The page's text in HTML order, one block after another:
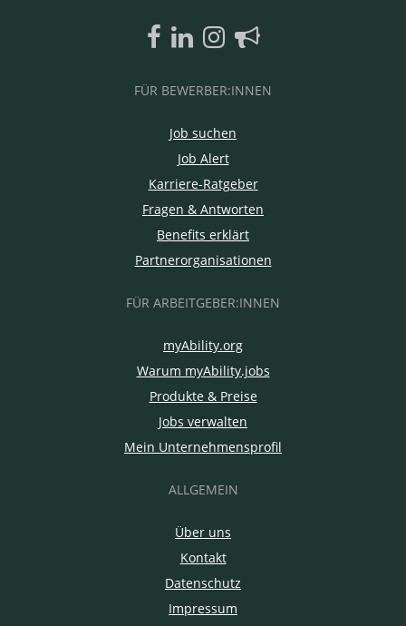
FÜR BEWERBER:INNEN
Job suchen
Job Alert
Karriere-Ratgeber
Fragen & Antworten
Benefits erklärt
Partnerorganisationen
FÜR ARBEITGEBER:INNEN
myAbility.org
Warum myAbility.jobs
Produkte & Preise
Jobs verwalten
Mein Unternehmensprofil
ALLGEMEIN
Über uns
Kontakt
Datenschutz
Impressum